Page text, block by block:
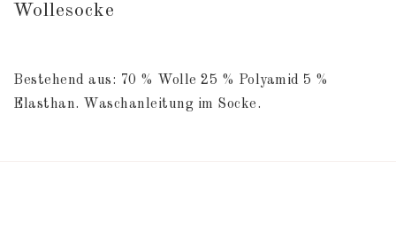
Wollesocke
Bestehend aus: 70 % Wolle 25 % Polyamid 5 %
Elasthan. Waschanleitung im Socke.